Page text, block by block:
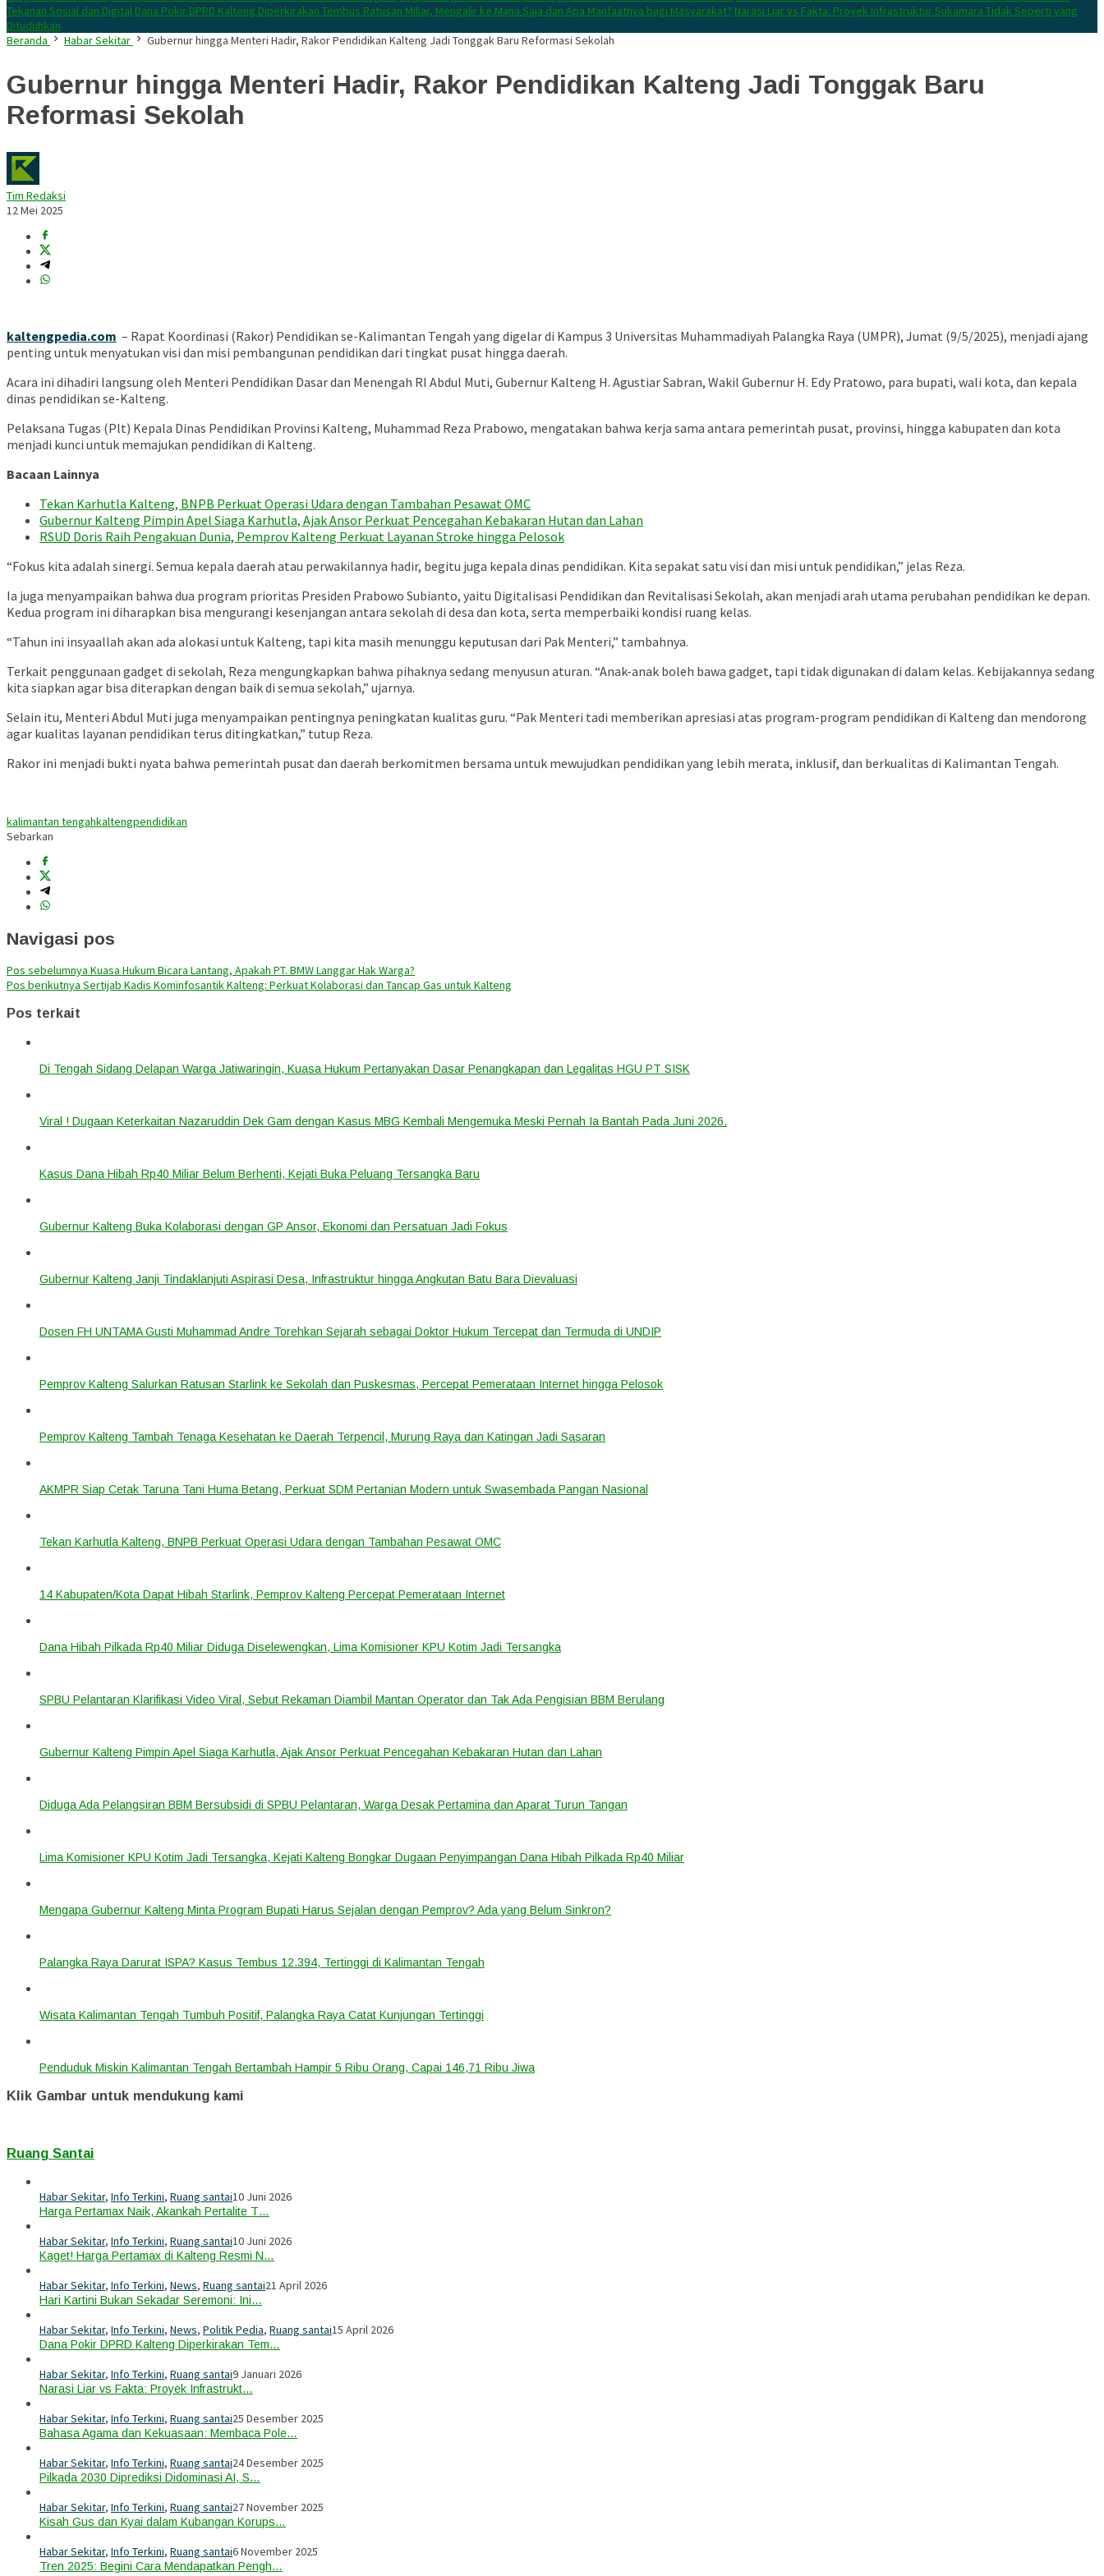
Tekanan Sosial dan Digital Dana Pokir DPRD Kalteng Diperkirakan Tembus Ratusan Miliar, Mengalir ke Mana Saja dan Apa Manfaatnya bagi Masyarakat? Narasi Liar vs Fakta: Proyek Infrastruktur Sukamara Tidak Seperti yang
Dituduhkan
Beranda
Habar Sekitar Gubernur hingga Menteri Hadir, Rakor Pendidikan Kalteng Jadi Tonggak Baru Reformasi Sekolah
Gubernur hingga Menteri Hadir, Rakor Pendidikan Kalteng Jadi Tonggak Baru
Reformasi Sekolah
Tim Redaksi
12 Mei 2025
kaltengpedia.com – Rapat Koordinasi (Rakor) Pendidikan se-Kalimantan Tengah yang digelar di Kampus 3 Universitas Muhammadiyah Palangka Raya (UMPR), Jumat (9/5/2025), menjadi ajang
penting untuk menyatukan visi dan misi pembangunan pendidikan dari tingkat pusat hingga daerah.
Acara ini dihadiri langsung oleh Menteri Pendidikan Dasar dan Menengah RI Abdul Muti, Gubernur Kalteng H. Agustiar Sabran, Wakil Gubernur H. Edy Pratowo, para bupati, wali kota, dan kepala
dinas pendidikan se-Kalteng.
Pelaksana Tugas (Plt) Kepala Dinas Pendidikan Provinsi Kalteng, Muhammad Reza Prabowo, mengatakan bahwa kerja sama antara pemerintah pusat, provinsi, hingga kabupaten dan kota
menjadi kunci untuk memajukan pendidikan di Kalteng.
Bacaan Lainnya
Tekan Karhutla Kalteng, BNPB Perkuat Operasi Udara dengan Tambahan Pesawat OMC
Gubernur Kalteng Pimpin Apel Siaga Karhutla, Ajak Ansor Perkuat Pencegahan Kebakaran Hutan dan Lahan
RSUD Doris Raih Pengakuan Dunia, Pemprov Kalteng Perkuat Layanan Stroke hingga Pelosok
“Fokus kita adalah sinergi. Semua kepala daerah atau perwakilannya hadir, begitu juga kepala dinas pendidikan. Kita sepakat satu visi dan misi untuk pendidikan,” jelas Reza.
Ia juga menyampaikan bahwa dua program prioritas Presiden Prabowo Subianto, yaitu Digitalisasi Pendidikan dan Revitalisasi Sekolah, akan menjadi arah utama perubahan pendidikan ke depan.
Kedua program ini diharapkan bisa mengurangi kesenjangan antara sekolah di desa dan kota, serta memperbaiki kondisi ruang kelas.
“Tahun ini insyaallah akan ada alokasi untuk Kalteng, tapi kita masih menunggu keputusan dari Pak Menteri,” tambahnya.
Terkait penggunaan gadget di sekolah, Reza mengungkapkan bahwa pihaknya sedang menyusun aturan. “Anak-anak boleh bawa gadget, tapi tidak digunakan di dalam kelas. Kebijakannya sedang
kita siapkan agar bisa diterapkan dengan baik di semua sekolah,” ujarnya.
Selain itu, Menteri Abdul Muti juga menyampaikan pentingnya peningkatan kualitas guru. “Pak Menteri tadi memberikan apresiasi atas program-program pendidikan di Kalteng dan mendorong
agar kualitas layanan pendidikan terus ditingkatkan,” tutup Reza.
Rakor ini menjadi bukti nyata bahwa pemerintah pusat dan daerah berkomitmen bersama untuk mewujudkan pendidikan yang lebih merata, inklusif, dan berkualitas di Kalimantan Tengah.
kalimantan tengahkaltengpendidikan
Sebarkan
Navigasi pos
Pos sebelumnya Kuasa Hukum Bicara Lantang, Apakah PT. BMW Langgar Hak Warga?
Pos berikutnya Sertijab Kadis Kominfosantik Kalteng: Perkuat Kolaborasi dan Tancap Gas untuk Kalteng
Pos terkait
Di Tengah Sidang Delapan Warga Jatiwaringin, Kuasa Hukum Pertanyakan Dasar Penangkapan dan Legalitas HGU PT SISK
Viral ! Dugaan Keterkaitan Nazaruddin Dek Gam dengan Kasus MBG Kembali Mengemuka Meski Pernah Ia Bantah Pada Juni 2026.
Kasus Dana Hibah Rp40 Miliar Belum Berhenti, Kejati Buka Peluang Tersangka Baru
Gubernur Kalteng Buka Kolaborasi dengan GP Ansor, Ekonomi dan Persatuan Jadi Fokus
Gubernur Kalteng Janji Tindaklanjuti Aspirasi Desa, Infrastruktur hingga Angkutan Batu Bara Dievaluasi
Dosen FH UNTAMA Gusti Muhammad Andre Torehkan Sejarah sebagai Doktor Hukum Tercepat dan Termuda di UNDIP
Pemprov Kalteng Salurkan Ratusan Starlink ke Sekolah dan Puskesmas, Percepat Pemerataan Internet hingga Pelosok
Pemprov Kalteng Tambah Tenaga Kesehatan ke Daerah Terpencil, Murung Raya dan Katingan Jadi Sasaran
AKMPR Siap Cetak Taruna Tani Huma Betang, Perkuat SDM Pertanian Modern untuk Swasembada Pangan Nasional
Tekan Karhutla Kalteng, BNPB Perkuat Operasi Udara dengan Tambahan Pesawat OMC
14 Kabupaten/Kota Dapat Hibah Starlink, Pemprov Kalteng Percepat Pemerataan Internet
Dana Hibah Pilkada Rp40 Miliar Diduga Diselewengkan, Lima Komisioner KPU Kotim Jadi Tersangka
SPBU Pelantaran Klarifikasi Video Viral, Sebut Rekaman Diambil Mantan Operator dan Tak Ada Pengisian BBM Berulang
Gubernur Kalteng Pimpin Apel Siaga Karhutla, Ajak Ansor Perkuat Pencegahan Kebakaran Hutan dan Lahan
Diduga Ada Pelangsiran BBM Bersubsidi di SPBU Pelantaran, Warga Desak Pertamina dan Aparat Turun Tangan
Lima Komisioner KPU Kotim Jadi Tersangka, Kejati Kalteng Bongkar Dugaan Penyimpangan Dana Hibah Pilkada Rp40 Miliar
Mengapa Gubernur Kalteng Minta Program Bupati Harus Sejalan dengan Pemprov? Ada yang Belum Sinkron?
Palangka Raya Darurat ISPA? Kasus Tembus 12.394, Tertinggi di Kalimantan Tengah
Wisata Kalimantan Tengah Tumbuh Positif, Palangka Raya Catat Kunjungan Tertinggi
Penduduk Miskin Kalimantan Tengah Bertambah Hampir 5 Ribu Orang, Capai 146,71 Ribu Jiwa
Klik Gambar untuk mendukung kami
Ruang Santai
Habar Sekitar, Info Terkini, Ruang santai10 Juni 2026
Harga Pertamax Naik, Akankah Pertalite T…
Habar Sekitar, Info Terkini, Ruang santai10 Juni 2026
Kaget! Harga Pertamax di Kalteng Resmi N…
Habar Sekitar, Info Terkini, News, Ruang santai21 April 2026
Hari Kartini Bukan Sekadar Seremoni: Ini…
Habar Sekitar, Info Terkini, News, Politik Pedia, Ruang santai15 April 2026
Dana Pokir DPRD Kalteng Diperkirakan Tem…
Habar Sekitar, Info Terkini, Ruang santai9 Januari 2026
Narasi Liar vs Fakta: Proyek Infrastrukt…
Habar Sekitar, Info Terkini, Ruang santai25 Desember 2025
Bahasa Agama dan Kekuasaan: Membaca Pole…
Habar Sekitar, Info Terkini, Ruang santai24 Desember 2025
Pilkada 2030 Diprediksi Didominasi AI, S…
Habar Sekitar, Info Terkini, Ruang santai27 November 2025
Kisah Gus dan Kyai dalam Kubangan Korups…
Habar Sekitar, Info Terkini, Ruang santai6 November 2025
Tren 2025: Begini Cara Mendapatkan Pengh…